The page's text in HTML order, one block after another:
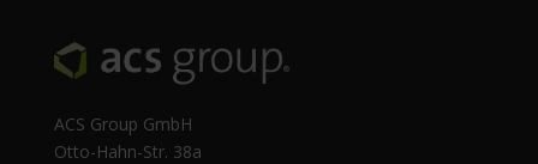
ACS Group GmbH
Otto-Hahn-Str. 38a